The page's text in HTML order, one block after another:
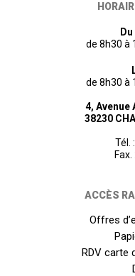
de 8h30 à
de 8h30 à
4, Avenue
38230
Tél. :
Fax. :
ACCÈS
Offres
RDV carte